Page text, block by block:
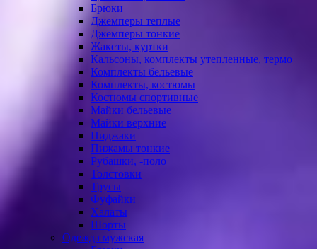
Брюки
Джемперы теплые
Джемперы тонкие
Жакеты, куртки
Кальсоны, комплекты утепленные, термо
Комплекты бельевые
Комплекты, костюмы
Костюмы спортивные
Майки бельевые
Майки верхние
Пиджаки
Пижамы тонкие
Рубашки, -поло
Толстовки
Трусы
Фуфайки
Халаты
Шорты
Одежда мужская